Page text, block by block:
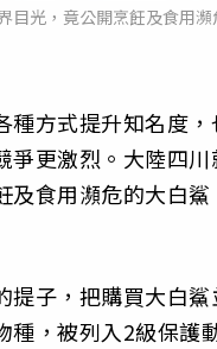
光，竟公開烹飪及食用瀕
方式提升知名度
更激烈。大陸四
食用瀕危的大白
子，把購買大白
，被列入2級保護